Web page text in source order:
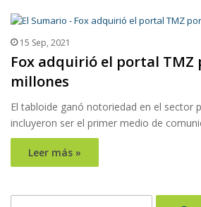
15 Sep, 2021
Fox adquirió el portal TMZ
millones
El tabloide ganó notoriedad en el sector
incluyeron ser el primer medio de
Leer más »